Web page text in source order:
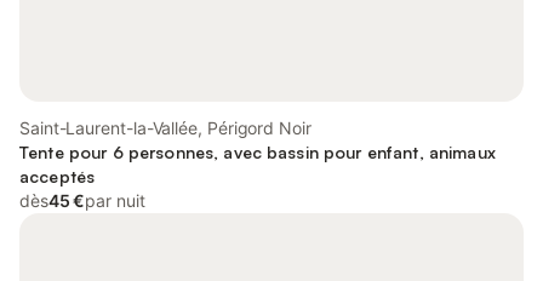
Saint-Laurent-la-Vallée, Périgord Noir
Tente pour 6 personnes, avec bassin pour enfant, animaux
acceptés
dès45 €par nuit